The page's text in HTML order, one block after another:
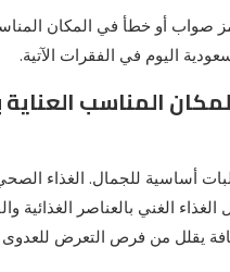
صواب أو خطأ في المكان
اليوم في الفقرات الآتية.
المناسب
أساسية للجمال. الغذاء
الغني بالعناصر الغذائية
يقلل من فرص التعرض